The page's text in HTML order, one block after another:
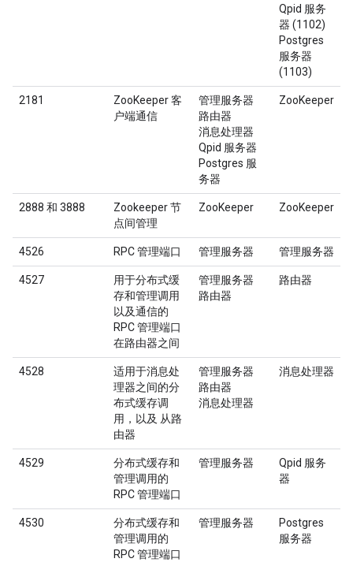
Qpid 服务
器 (1102)
Postgres
服务器
(1103)
2181
ZooKeeper 客
户端通信
管理服务器
路由器
消息处理器
Qpid 服务器
Postgres 服
务器
ZooKeeper
2888 和 3888
Zookeeper 节
点间管理
ZooKeeper ZooKeeper
4526 RPC 管理端口 管理服务器 管理服务器
4527
用于分布式缓
存和管理调用
以及通信的
RPC 管理端口
在路由器之间
管理服务器
路由器
路由器
4528
适用于消息处
理器之间的分
布式缓存调
用，以及 从路
由器
管理服务器
路由器
消息处理器
消息处理器
4529
分布式缓存和
管理调用的
RPC 管理端口
管理服务器
Qpid 服务
器
4530
分布式缓存和
管理调用的
RPC 管理端口
管理服务器
Postgres
服务器